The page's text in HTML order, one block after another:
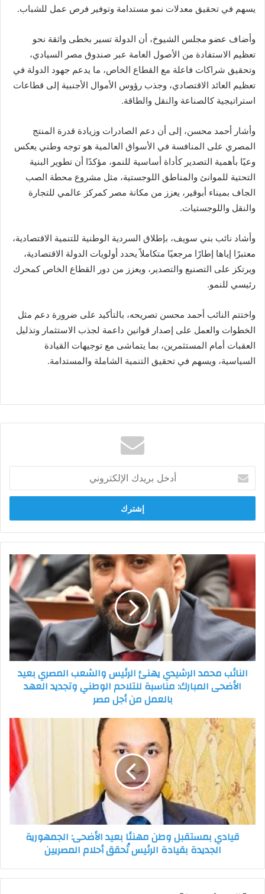
يسهم في تحقيق معدلات نمو مستدامة وتوفير فرص عمل للشباب.
وأضاف عضو مجلس الشيوخ، أن الدولة تسير بخطى واثقة نحو
تعظيم الاستفادة من الأصول العامة عبر صندوق مصر السيادي،
وتحقيق شراكات فاعلة مع القطاع الخاص، ما يدعم جهود الدولة في
تعظيم العائد الاقتصادي، وجذب رؤوس الأموال الأجنبية إلى قطاعات
استراتيجية كالصناعة والنقل والطاقة.
وأشار أحمد محسن، إلى أن دعم الصادرات وزيادة قدرة المنتج
المصري على المنافسة في الأسواق العالمية هو توجه وطني يعكس
وعيًا بأهمية التصدير كأداة أساسية للنمو، مؤكدًا أن تطوير البنية
التحتية للموانئ والمناطق اللوجستية، مثل مشروع محطة الصب
الجاف بميناء أبوقير، يعزز من مكانة مصر كمركز عالمي للتجارة
والنقل واللوجستيات.
وأشاد نائب بني سويف، بإطلاق السردية الوطنية للتنمية الاقتصادية،
معتبرًا إياها إطارًا مرجعيًا متكاملاً يحدد أولويات الدولة الاقتصادية،
ويرتكز على التصنيع والتصدير، ويعزز من دور القطاع الخاص كمحرك
رئيسي للنمو.
واختتم النائب أحمد محسن تصريحه، بالتأكيد على ضرورة دعم مثل
الخطوات والعمل على إصدار قوانين داعمة لجذب الاستثمار وتذليل
العقبات أمام المستثمرين، بما يتماشى مع توجيهات القيادة
السياسية، ويسهم في تحقيق التنمية الشاملة والمستدامة.
بريدك
الإلكتروني
النائب
الرشيدي
الرئيس
والشعب
المصري
بعيد
الأضحى
المبارك:
مناسبة
وتجديد
العهد
بالعمل
من
أجل
النائب محمد الرشيدي يهنئ الرئيس والشعب المصري بعيد
الأضحى المبارك: مناسبة للتلاحم الوطني وتجديد العهد
بالعمل من أجل مصر
قيادي
بمستقبل
وطن
مهنئا
بعيد
الأضحى:
الجمهورية
الجديدة
بقيادة
الرئيسقيادي بمستقبل وطن مهنئا بعيد الأضحى: الجمهورية
الجديدة بقيادة الرئيس تُحقق أحلام المصريين